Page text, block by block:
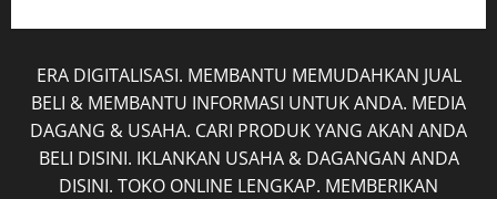
ERA DIGITALISASI. MEMBANTU MEMUDAHKAN JUAL
BELI & MEMBANTU INFORMASI UNTUK ANDA. MEDIA
DAGANG & USAHA. CARI PRODUK YANG AKAN ANDA
BELI DISINI. IKLANKAN USAHA & DAGANGAN ANDA
DISINI. TOKO ONLINE LENGKAP. MEMBERIKAN